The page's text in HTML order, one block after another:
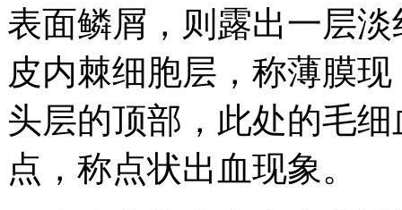
表面鳞屑，则露出一层
皮内棘细胞层，称薄膜
头层的顶部，此处的毛
点，称点状出血现象。